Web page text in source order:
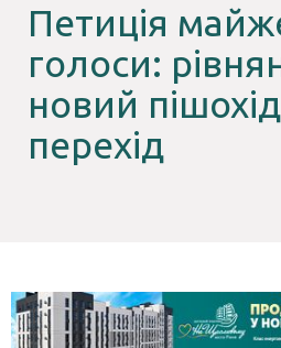
Петиція
голоси:
новий
перехід